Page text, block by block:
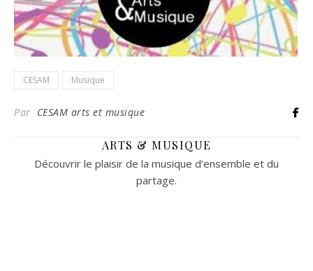
CESAM Musique
Par CESAM arts et musique
ARTS & MUSIQUE
Découvrir le plaisir de la musique d’ensemble et du
partage.